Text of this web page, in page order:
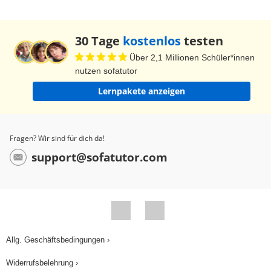
30 Tage kostenlostesten
Über 2,1 Millionen Schüler*innen
nutzen sofatutor
Lernpakete anzeigen
Fragen? Wir sind für dich da!
support@sofatutor.com
Allg. Geschäftsbedingungen ›
Widerrufsbelehrung ›